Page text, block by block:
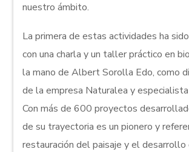
nuestro ámbito.
La primera de estas actividades ha
con una charla y un taller práctico en
la mano de Albert Sorolla Edo, como
de la empresa Naturalea y
Con más de 600 proyectos
de su trayectoria es un pionero y
restauración del paisaje y el desarrollo